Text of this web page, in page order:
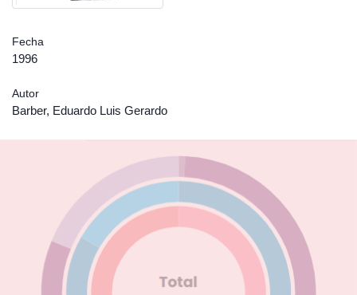
Fecha
1996
Autor
Barber, Eduardo Luis Gerardo